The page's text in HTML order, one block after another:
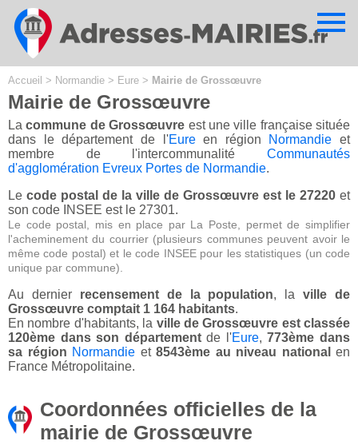
Accueil > Normandie > Eure > Mairie de Grossœuvre
Mairie de Grossœuvre
Lacommune de Grossœuvre est une ville française située
dans le département de l'Eureen région Normandie et
membre de l'intercommunalité Communautés
d'agglomération Evreux Portes de Normandie.
Le code postal de la ville de Grossœuvre est le 27220 et
son code INSEE est le 27301.
Le code postal, mis en place par La Poste, permet de simplifier
l'acheminement du courrier (plusieurs communes peuvent avoir le
même code postal) et le code INSEE pour les statistiques (un code
unique par commune).
Au dernier recensement de la population, laville de
Grossœuvre comptait 1 164 habitants.
En nombre d'habitants, la ville de Grossœuvre est classée
120ème dans son départementde l'Eure,773ème dans
sa région Normandie et 8543ème au niveau national en
France Métropolitaine.
Coordonnées officielles de la
mairie de Grossœuvre
Cookies management panel